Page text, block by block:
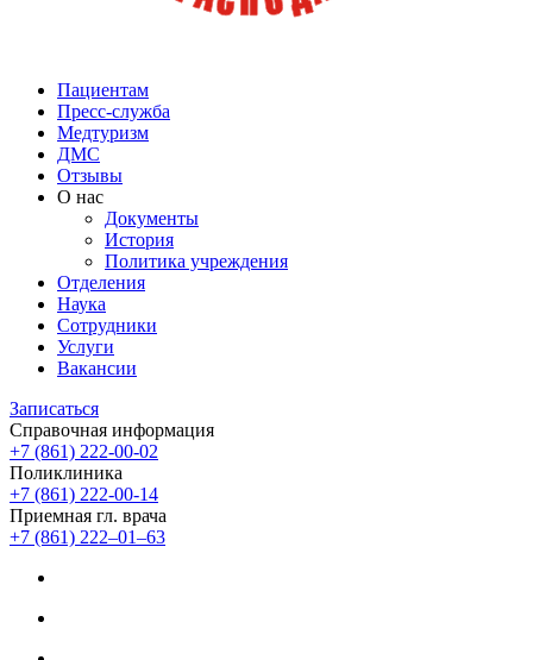
Пациентам
Пресс-служба
Медтуризм
ДМС
Отзывы
О нас
Документы
История
Политика учреждения
Отделения
Наука
Сотрудники
Услуги
Вакансии
Записаться
Справочная информация
+7 (861) 222-00-02
Поликлиника
+7 (861) 222-00-14
Приемная гл. врача
+7 (861) 222‒01‒63